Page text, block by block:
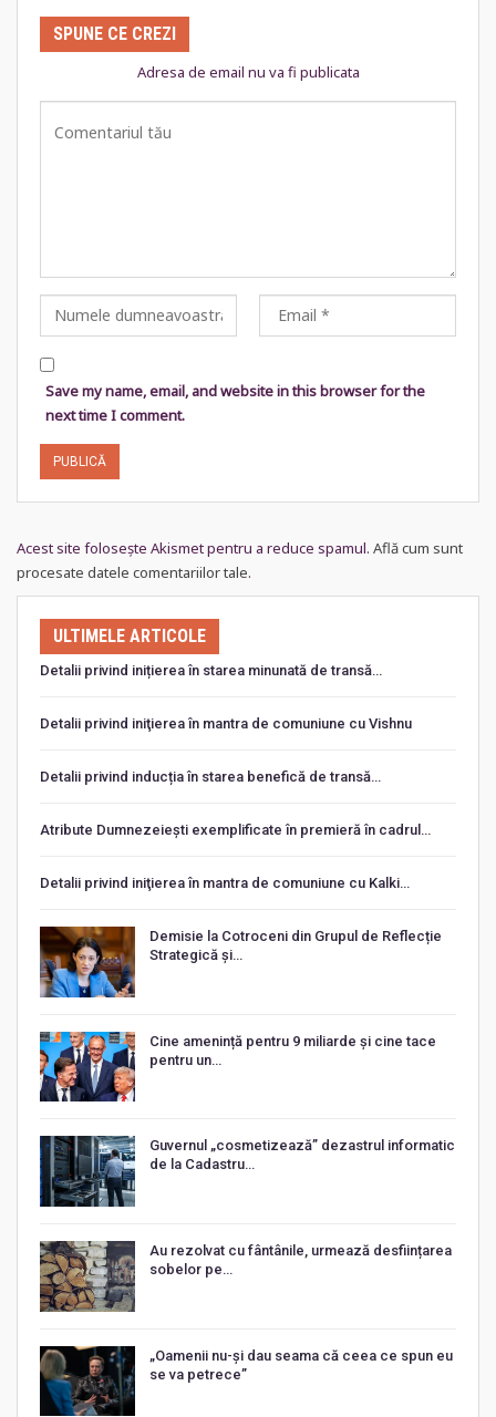
SPUNE CE CREZI
Adresa de email nu va fi publicata
Save my name, email, and website in this browser for the
next time I comment.
Acest site folosește Akismet pentru a reduce spamul. Află cum sunt
procesate datele comentariilor tale.
ULTIMELE ARTICOLE
Detalii privind inițierea în starea minunată de transă…
Detalii privind iniţierea în mantra de comuniune cu Vishnu
Detalii privind inducția în starea benefică de transă…
Atribute Dumnezeiești exemplificate în premieră în cadrul…
Detalii privind iniţierea în mantra de comuniune cu Kalki…
Demisie la Cotroceni din Grupul de Reflecție
Strategică și…
Cine amenință pentru 9 miliarde și cine tace
pentru un…
Guvernul „cosmetizează” dezastrul informatic
de la Cadastru…
Au rezolvat cu fântânile, urmează desființarea
sobelor pe…
„Oamenii nu-și dau seama că ceea ce spun eu
se va petrece”